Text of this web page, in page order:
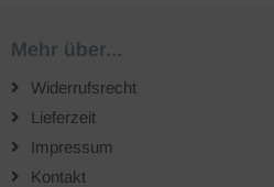
Mehr über...
Widerrufsrecht
Lieferzeit
Impressum
Kontakt